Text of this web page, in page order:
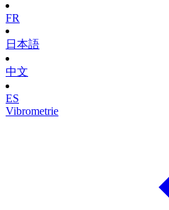
FR
日本語
中文
ES
Vibrometrie